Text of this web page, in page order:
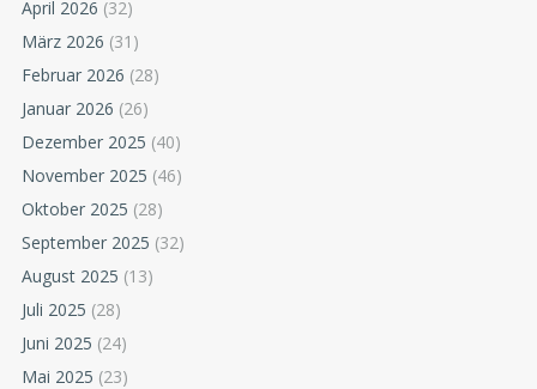
April 2026 (32)
März 2026 (31)
Februar 2026 (28)
Januar 2026 (26)
Dezember 2025 (40)
November 2025 (46)
Oktober 2025 (28)
September 2025 (32)
August 2025 (13)
Juli 2025 (28)
Juni 2025 (24)
Mai 2025 (23)